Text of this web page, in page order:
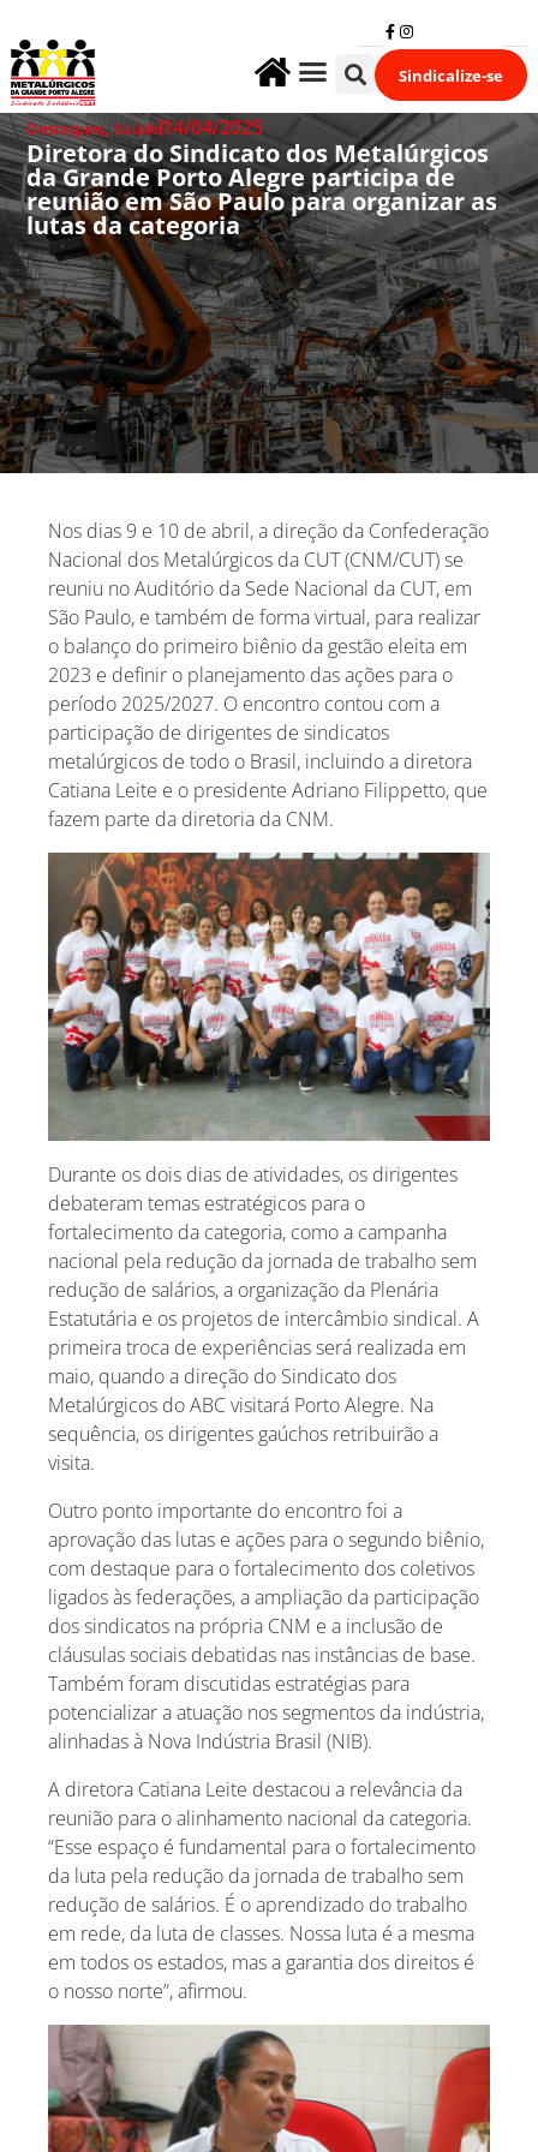
Sindicalize-se
Destaques,Saúde14/04/2025
Diretora do Sindicato dos Metalúrgicos
da Grande Porto Alegre participa de
reunião em São Paulo para organizar as
lutas da categoria
Nos dias 9 e 10 de abril, a direção da Confederação
Nacional dos Metalúrgicos da CUT (CNM/CUT) se
reuniu no Auditório da Sede Nacional da CUT, em
São Paulo, e também de forma virtual, para realizar
o balanço do primeiro biênio da gestão eleita em
2023 e definir o planejamento das ações para o
período 2025/2027. O encontro contou com a
participação de dirigentes de sindicatos
metalúrgicos de todo o Brasil, incluindo a diretora
Catiana Leite e o presidente Adriano Filippetto, que
fazem parte da diretoria da CNM.
Durante os dois dias de atividades, os dirigentes
debateram temas estratégicos para o
fortalecimento da categoria, como a campanha
nacional pela redução da jornada de trabalho sem
redução de salários, a organização da Plenária
Estatutária e os projetos de intercâmbio sindical. A
primeira troca de experiências será realizada em
maio, quando a direção do Sindicato dos
Metalúrgicos do ABC visitará Porto Alegre. Na
sequência, os dirigentes gaúchos retribuirão a
visita.
Outro ponto importante do encontro foi a
aprovação das lutas e ações para o segundo biênio,
com destaque para o fortalecimento dos coletivos
ligados às federações, a ampliação da participação
dos sindicatos na própria CNM e a inclusão de
cláusulas sociais debatidas nas instâncias de base.
Também foram discutidas estratégias para
potencializar a atuação nos segmentos da indústria,
alinhadas à Nova Indústria Brasil (NIB).
A diretora Catiana Leite destacou a relevância da
reunião para o alinhamento nacional da categoria.
“Esse espaço é fundamental para o fortalecimento
da luta pela redução da jornada de trabalho sem
redução de salários. É o aprendizado do trabalho
em rede, da luta de classes. Nossa luta é a mesma
em todos os estados, mas a garantia dos direitos é
o nosso norte”, afirmou.